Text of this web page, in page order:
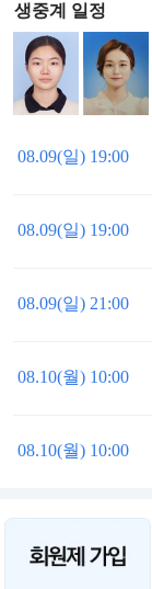
생중계 일정
08.09(일) 19:00
08.09(일) 19:00
08.09(일) 21:00
08.10(월) 10:00
08.10(월) 10:00